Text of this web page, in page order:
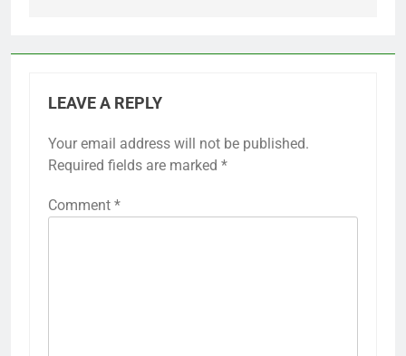
LEAVE A REPLY
Your email address will not be published.
Required fields are marked *
Comment *